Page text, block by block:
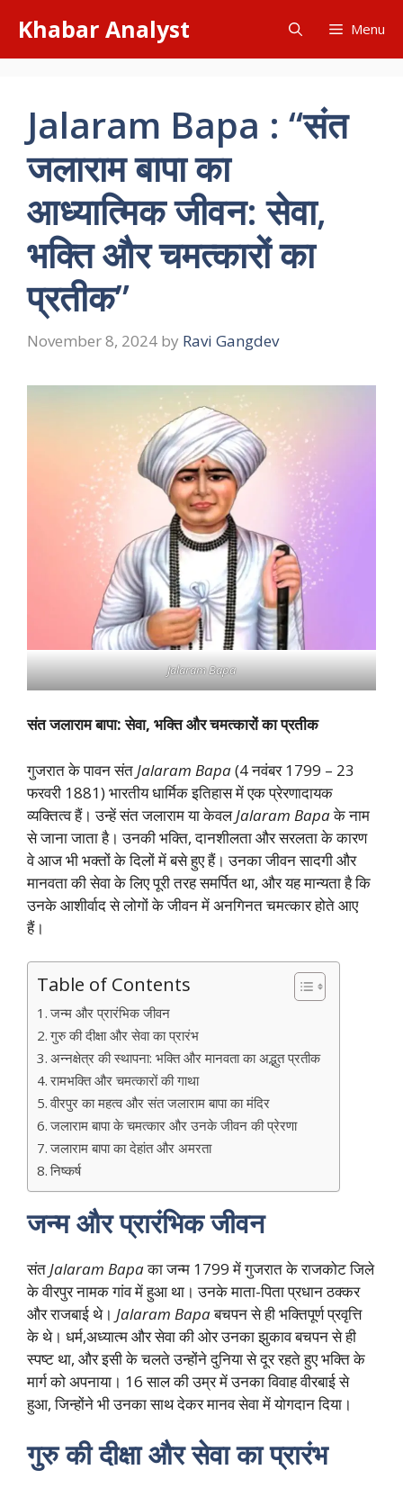
content
Khabar Analyst Menu
Jalaram Bapa : “संत
जलाराम बापा का
आध्यात्मिक जीवन: सेवा,
भक्ति और चमत्कारों का
प्रतीक”
November 8, 2024 by Ravi Gangdev
Jalaram Bapa
संत जलाराम बापा: सेवा, भक्ति और चमत्कारों का प्रतीक
गुजरात के पावन संत Jalaram Bapa(4 नवंबर 1799 – 23
फरवरी 1881) भारतीय धार्मिक इतिहास में एक प्रेरणादायक
व्यक्तित्व हैं। उन्हें संत जलाराम या केवलJalaram Bapaके नाम
से जाना जाता है। उनकी भक्ति, दानशीलता और सरलता के कारण
वे आज भी भक्तों के दिलों में बसे हुए हैं। उनका जीवन सादगी और
मानवता की सेवा के लिए पूरी तरह समर्पित था, और यह मान्यता है कि
उनके आशीर्वाद से लोगों के जीवन में अनगिनत चमत्कार होते आए
हैं।
Table of Contents
जन्म और प्रारंभिक जीवन
गुरु की दीक्षा और सेवा का प्रारंभ
अन्नक्षेत्र की स्थापना: भक्ति और मानवता का अद्भुत प्रतीक
रामभक्ति और चमत्कारों की गाथा
वीरपुर का महत्व और संत जलाराम बापा का मंदिर
जलाराम बापा के चमत्कार और उनके जीवन की प्रेरणा
जलाराम बापा का देहांत और अमरता
निष्कर्ष
जन्म और प्रारंभिक जीवन
संतJalaram Bapaका जन्म 1799 में गुजरात के राजकोट जिले
के वीरपुर नामक गांव में हुआ था। उनके माता-पिता प्रधान ठक्कर
और राजबाई थे। Jalaram Bapaबचपन से ही भक्तिपूर्ण प्रवृत्ति
के थे। धर्म,अध्यात्म और सेवा की ओर उनका झुकाव बचपन से ही
स्पष्ट था, और इसी के चलते उन्होंने दुनिया से दूर रहते हुए भक्ति के
मार्ग को अपनाया। 16 साल की उम्र में उनका विवाह वीरबाई से
हुआ, जिन्होंने भी उनका साथ देकर मानव सेवा में योगदान दिया।
गुरु की दीक्षा और सेवा का प्रारंभ